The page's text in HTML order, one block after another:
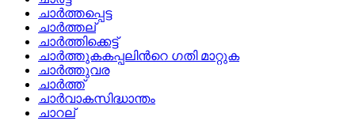
ചാര്‍ത്തപ്പെട്ട
ചാര്‍ത്തല്
ചാര്‍ത്തിക്കെട്ട്
ചാര്‍ത്തുകകപ്പലിന്‍റെ ഗതി മാറ്റുക
ചാര്‍ത്തുവര
ചാര്‍ത്ത്
ചാര്‍വാകസിദ്ധാന്തം
ചാറല്